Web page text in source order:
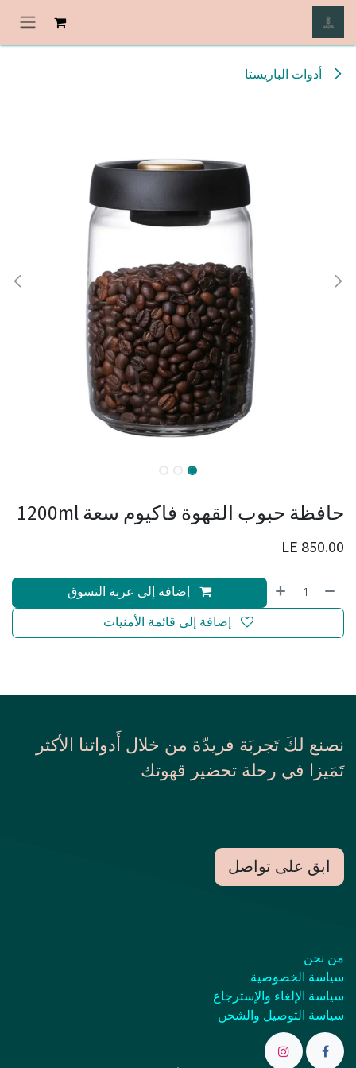
تخطي للذهاب إلى المحتوى
أدوات الباريستا
حافظة حبوب القهوة فاكيوم سعة 1200ml
850.00
إضافة إلى عربة التسوق
إضافة إلى قائمة الأمنيات
نصنع لكَ تَجربَة فريدّة من خلال أَدواتنا الأكثر
تَمَيزا في رحلة تحضير قهوتك
ابق على تواصل
من نحن
سياسة الخصوصية
سياسة الإلغاء والإسترجاع
سياسة التوصيل والشحن